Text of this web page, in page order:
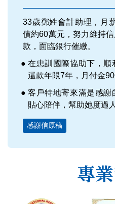
33歲鄧姓會計助理，月
債約60萬元，努力維持
款，面臨銀行催繳。
在忠訓國際協助下，
還款年限7年，月付金
客戶特地寄來滿是感謝
貼心陪伴，幫助她度過
感謝信原稿
專